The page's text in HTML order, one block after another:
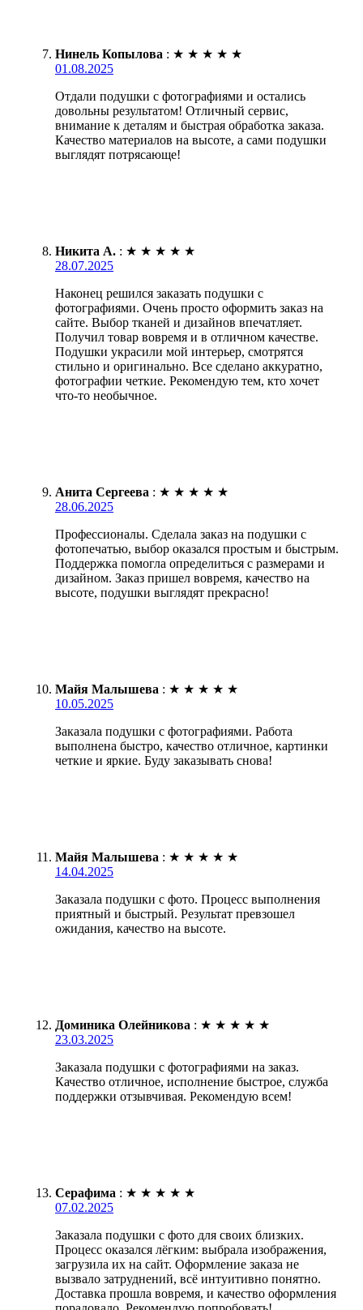
Нинель Копылова : ★ ★ ★ ★ ★
01.08.2025
Отдали подушки с фотографиями и остались
довольны результатом! Отличный сервис,
внимание к деталям и быстрая обработка заказа.
Качество материалов на высоте, а сами подушки
выглядят потрясающе!
Никита А. : ★ ★ ★ ★ ★
28.07.2025
Наконец решился заказать подушки с
фотографиями. Очень просто оформить заказ на
сайте. Выбор тканей и дизайнов впечатляет.
Получил товар вовремя и в отличном качестве.
Подушки украсили мой интерьер, смотрятся
стильно и оригинально. Все сделано аккуратно,
фотографии четкие. Рекомендую тем, кто хочет
что-то необычное.
Анита Сергеева : ★ ★ ★ ★ ★
28.06.2025
Профессионалы. Сделала заказ на подушки с
фотопечатью, выбор оказался простым и быстрым.
Поддержка помогла определиться с размерами и
дизайном. Заказ пришел вовремя, качество на
высоте, подушки выглядят прекрасно!
Майя Малышева : ★ ★ ★ ★ ★
10.05.2025
Заказала подушки с фотографиями. Работа
выполнена быстро, качество отличное, картинки
четкие и яркие. Буду заказывать снова!
Майя Малышева : ★ ★ ★ ★ ★
14.04.2025
Заказала подушки с фото. Процесс выполнения
приятный и быстрый. Результат превзошел
ожидания, качество на высоте.
Доминика Олейникова : ★ ★ ★ ★ ★
23.03.2025
Заказала подушки с фотографиями на заказ.
Качество отличное, исполнение быстрое, служба
поддержки отзывчивая. Рекомендую всем!
Серафима : ★ ★ ★ ★ ★
07.02.2025
Заказала подушки с фото для своих близких.
Процесс оказался лёгким: выбрала изображения,
загрузила их на сайт. Оформление заказа не
вызвало затруднений, всё интуитивно понятно.
Доставка прошла вовремя, и качество оформления